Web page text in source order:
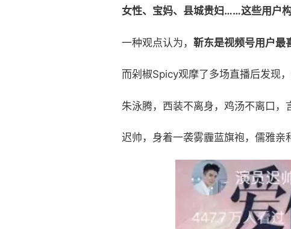
女性、宝妈、县城贵妇……这些用户
一种观点认为， 靳东是视频号用户最
而剁椒Spicy观摩了多场直播后发现
朱泳腾，西装不离身，鸡汤不离口，
迟帅，身着一袭雾霾蓝旗袍，儒雅亲